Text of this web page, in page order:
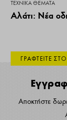
ΤΕΧΝΙΚΆ ΘΈΜΑΤΑ
Αλάτι: Νέα
ΓΡΑΦΤΕΙΤΕ
Αποκτήστε